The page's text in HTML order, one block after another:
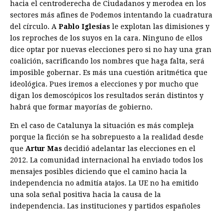
hacia el centroderecha de Ciudadanos y merodea en los
sectores más afines de Podemos intentando la cuadratura
del círculo. A Pablo Iglesias le explotan las dimisiones y
los reproches de los suyos en la cara. Ninguno de ellos
dice optar por nuevas elecciones pero si no hay una gran
coalición, sacrificando los nombres que haga falta, será
imposible gobernar. Es más una cuestión aritmética que
ideológica. Pues iremos a elecciones y por mucho que
digan los demoscópicos los resultados serán distintos y
habrá que formar mayorías de gobierno.
En el caso de Catalunya la situación es más compleja
porque la ficción se ha sobrepuesto a la realidad desde
que Artur Mas decidió adelantar las elecciones en el
2012. La comunidad internacional ha enviado todos los
mensajes posibles diciendo que el camino hacia la
independencia no admitía atajos. La UE no ha emitido
una sola señal positiva hacia la causa de la
independencia. Las instituciones y partidos españoles